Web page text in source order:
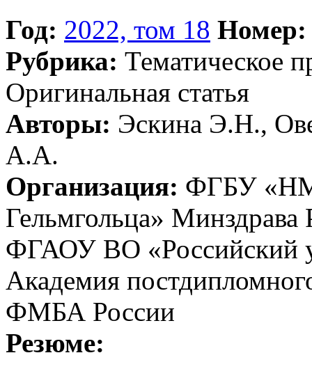
Год: 2022, том 18 Номер:
Рубрика: Тематическое
Оригинальная статья
Авторы: Эскина Э.Н.,
А.А.
Организация: ФГБУ
Гельмгольца»
ФГАОУ ВО «Российский
Академия
ФМБА России
Резюме: